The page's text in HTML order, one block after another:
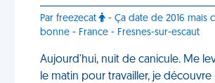
Par freezecat
- Ça date de 2016 mais
bonne - France - Fresnes-sur-escaut
Aujourd'hui, nuit de canicule. Me
le matin pour travailler, je